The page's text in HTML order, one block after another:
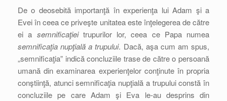
De o deosebită importanţă în experienţa lui Adam şi a
Evei în ceea ce priveşte unitatea este înţelegerea de către
ei a semnificaţieitrupurilor lor, ceea ce Papa numea
semnificaţia nupţială a trupului. Dacă, aşa cum am spus,
„semnificaţia” indică concluziile trase de către o persoană
umană din examinarea experienţelor conţinute în propria
conştiinţă, atunci semnificaţia nupţială a trupului constă în
concluziile pe care Adam şi Eva le-au desprins din